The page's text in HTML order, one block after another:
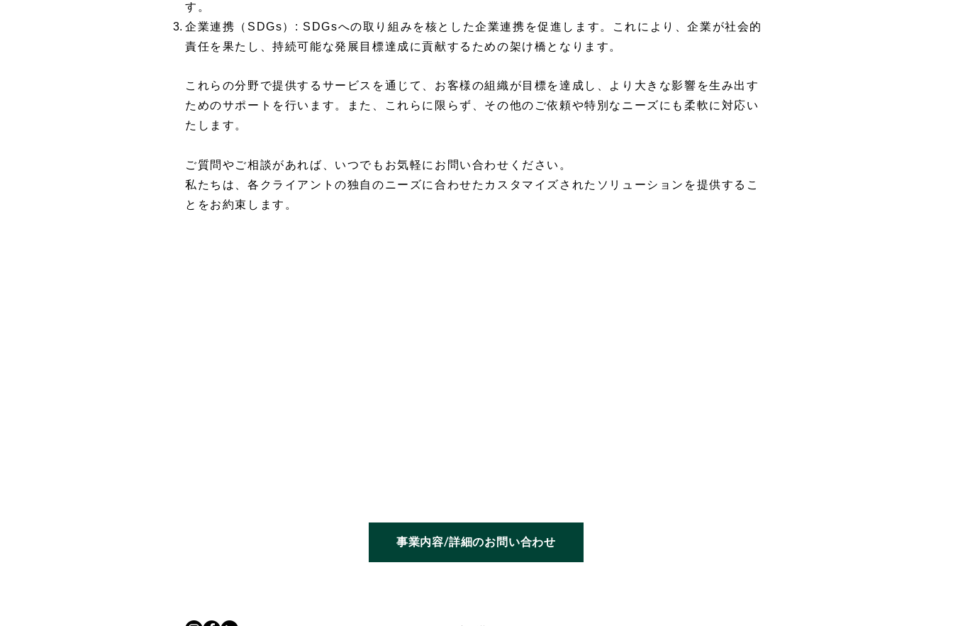
す。
企業連携（SDGs）: SDGsへの取り組みを核とした企業連携を促進します。これにより、企業が社会的
責任を果たし、持続可能な発展目標達成に貢献するための架け橋となります。
これらの分野で提供するサービスを通じて、お客様の組織が目標を達成し、より大きな影響を生み出す
ためのサポートを行います。
また、これらに限らず、その他のご依頼や特別なニーズにも柔軟に対応い
たします。
ご質問やご相談があれば、いつでもお気軽にお問い合わせください。
私たちは、各クライアントの独自のニーズに合わせたカスタマイズされたソリューションを提供するこ
とをお約束します。
事業内容/詳細のお問い合わせ